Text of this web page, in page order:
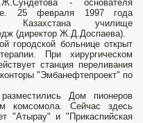
- основателя
25 февраля 1997 года
Казахстана училище
(директор Ж.Д.Доспаева).
городской больнице открыт
При хирургическом
станция переливания
"Эмбанефтепроект" по
Дом пионеров
комсомола. Сейчас здесь
"Атырау" и "Прикаспийская